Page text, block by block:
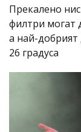
Прекалено
филтри могат
а най-
26 градуса